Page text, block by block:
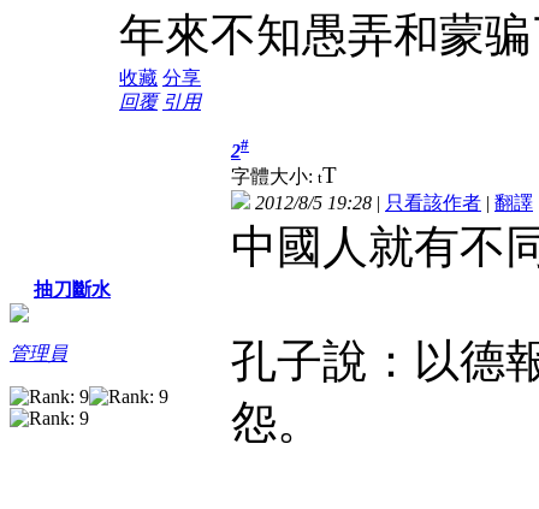
年來不知愚弄和蒙
收藏 分享
回覆 引用
抽刀斷水
管理員
2#
字體大小: tT
2012/8/5 19:28 | 只看該作者 | 翻譯
中國人就有不
孔子說：以德
怨。